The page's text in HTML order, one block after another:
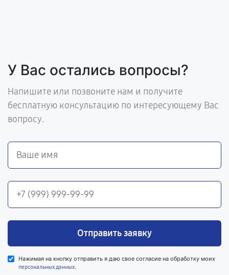
У Вас остались вопросы?
Напишите или позвоните нам и получите
бесплатную консультацию по интересующему Вас
вопросу.
Отправить заявку
Нажимая на кнопку отправить я даю свое согласие на обработку моих
персональных данных.